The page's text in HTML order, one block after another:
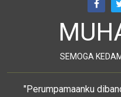
SEMOGA
"Perumpamaanku